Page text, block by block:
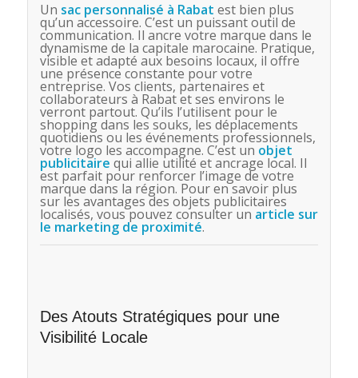
Un sac personnalisé à Rabat est bien plus
qu’un accessoire. C’est un puissant outil de
communication. Il ancre votre marque dans le
dynamisme de la capitale marocaine. Pratique,
visible et adapté aux besoins locaux, il offre
une présence constante pour votre
entreprise. Vos clients, partenaires et
collaborateurs à Rabat et ses environs le
verront partout. Qu’ils l’utilisent pour le
shopping dans les souks, les déplacements
quotidiens ou les événements professionnels,
votre logo les accompagne. C’est un objet
publicitaire qui allie utilité et ancrage local. Il
est parfait pour renforcer l’image de votre
marque dans la région. Pour en savoir plus
sur les avantages des objets publicitaires
localisés, vous pouvez consulter un article sur
le marketing de proximité.
Des Atouts Stratégiques pour une
Visibilité Locale